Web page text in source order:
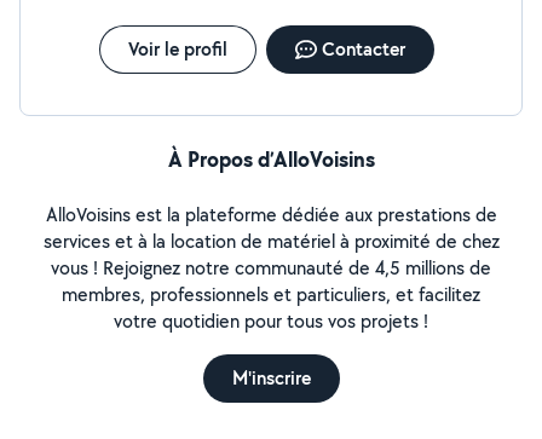
Voir le profil Contacter
À Propos d’AlloVoisins
AlloVoisins est la plateforme dédiée aux prestations de
services et à la location de matériel à proximité de chez
vous ! Rejoignez notre communauté de 4,5 millions de
membres, professionnels et particuliers, et facilitez
votre quotidien pour tous vos projets !
M'inscrire